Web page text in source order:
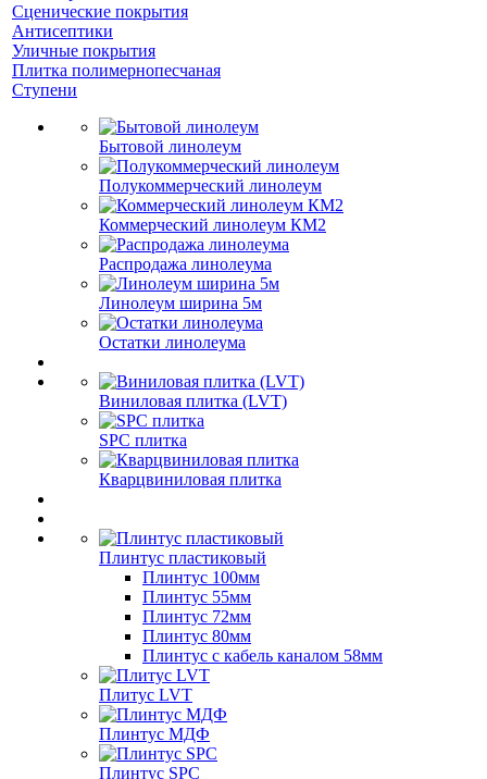
Сценические покрытия
Антисептики
Уличные покрытия
Плитка полимернопесчаная
Ступени
Бытовой линолеум
Полукоммерческий линолеум
Коммерческий линолеум КМ2
Распродажа линолеума
Линолеум ширина 5м
Остатки линолеума
Виниловая плитка (LVT)
SPC плитка
Кварцвиниловая плитка
Плинтус пластиковый
Плинтус 100мм
Плинтус 55мм
Плинтус 72мм
Плинтус 80мм
Плинтус с кабель каналом 58мм
Плитус LVT
Плинтус МДФ
Плинтус SPC